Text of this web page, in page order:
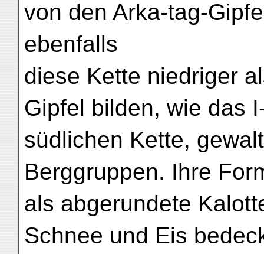
von den Arka-tag-
ebenfalls
diese Kette niedriger
Gipfel bilden, wie das
südlichen Kette,
Berggruppen. Ihre
als abgerundete
Schnee und Eis